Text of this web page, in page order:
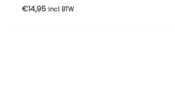
€14,95 incl BTW